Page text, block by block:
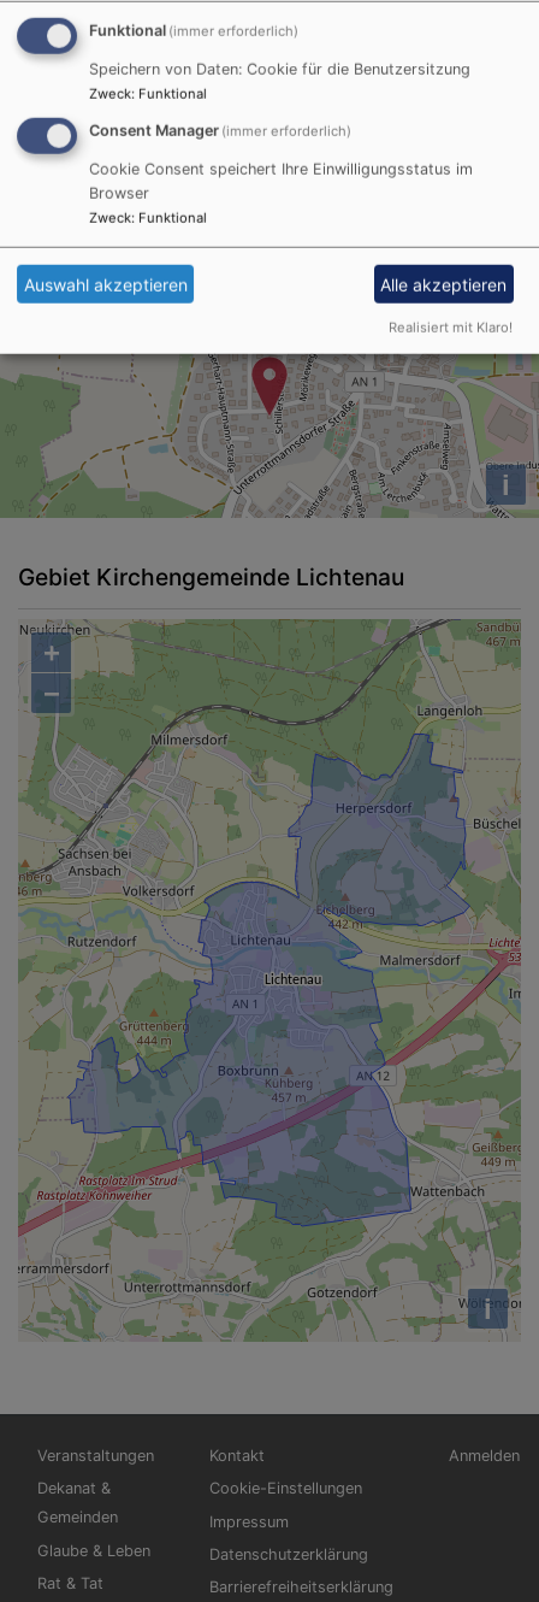
Mi, 29.7. - So, 9.8.
Vertretung für Pfarrer Claus Ebeling: Pfarrer Michael
Schauber ☎︎ 01575 1259275
Ohne Ort
Pfarramt Lichtenau
−
i
Gebiet Kirchengemeinde Lichtenau
+
−
i
Hauptnavigation
Veranstaltungen
Dekanat &
Gemeinden
Glaube & Leben
Rat & Tat
Fußbereichsmenü
Kontakt
Cookie-Einstellungen
Impressum
Datenschutzerklärung
Barrierefreiheitserklärung
Anmelden
Funktional (immer erforderlich)
Speichern von Daten: Cookie für die Benutzersitzung
Zweck: Funktional
Consent Manager (immer erforderlich)
Cookie Consent speichert Ihre Einwilligungsstatus im
Browser
Zweck: Funktional
Auswahl akzeptieren Alle akzeptieren
Realisiert mit Klaro!